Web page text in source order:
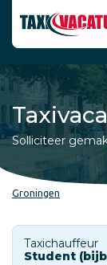
Solliciteer
Groningen
Taxichauffeur
Student